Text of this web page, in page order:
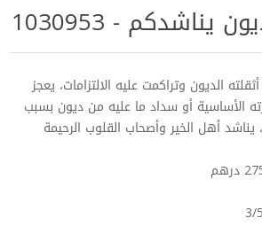
- 1030953
الديون وتراكمت عليه الالتزامات، يعجز
الأساسية أو سداد ما عليه من ديون بسبب
يناشد أهل الخير وأصحاب القلوب الرحيمة